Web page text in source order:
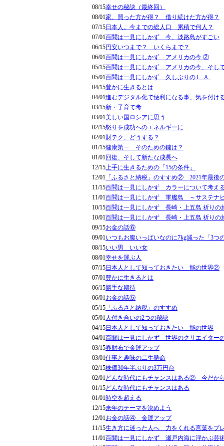
08/15幸せの秘訣（最終回）
08/01家、買った方が得？ 借り続けた方が得？
07/15日本人。今までの総人口 累積で何人？
07/01百聞は一見にしかず 今、淡路島がすごい
06/15円安いつまで？ いくらまで？
06/01百聞は一見にしかず アメリカの今 ②
05/15百聞は一見にしかず アメリカの今、そし
05/01百聞は一見にしかず 久しぶりのＬ.Ａ.
04/15豊かに生きるとは
04/01進むデジタル化で便利になる事、気を付け
03/15新・子育て考
03/01美しい国ロシアに思う
02/15怒りを成功へのエネルギーに
02/01財テク、どうする？
01/15健康第一 そのための鍵は？
01/01回復、そして新たな成長へ
12/15上手に生きるための「15の条件」
12/01 「ふるさと納税」のすすめ② 2021年最後
11/15百聞は一見にしかず カラーについて考え
11/01百聞は一見にしかず 軍艦島 ～サステナ
10/15百聞は一見にしかず 長崎・上五島 祈り
10/01百聞は一見にしかず 長崎・上五島 祈りの
09/15お金の話⑥
09/01いつもお腹いっぱいなのに7kg減った「3つ
08/15いい男 いい女
08/01幸せを運ぶ人
07/15日本人として知っておきたい 能の世界②
07/01豊かに生きるとは
06/15勝手な期待
06/01お金の話⑤
05/15 「ふるさと納税」のすすめ
05/01人付き合いの2つの秘訣
04/15日本人として知っておきたい 能の世界
04/01百聞は一見にしかず 世界のクリエイター
03/15春財布で金運アップ
03/01仕事と趣味の二生懸命
02/15株価30年半ぶりの3万円台
02/01どんな時代にもチャンスはある② 今だか
01/15どんな時代にもチャンスはある
01/01時空を超える
12/15来年のテーマを決めよう
12/01お金の話④ 金運アップ
11/15生き方に迷った人へ 力をくれる言葉をプ
11/01百聞は一見にしかず 瀬戸内海に浮かぶ芸